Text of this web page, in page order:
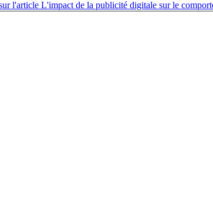
l'article L'impact de la publicité digitale sur le